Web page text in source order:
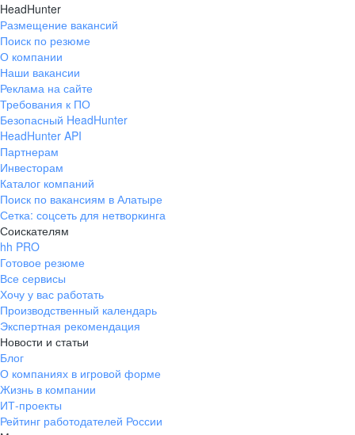
HeadHunter
Размещение вакансий
Поиск по резюме
О компании
Наши вакансии
Реклама на сайте
Требования к ПО
Безопасный HeadHunter
HeadHunter API
Партнерам
Инвесторам
Каталог компаний
Поиск по вакансиям в Алатыре
Сетка: соцсеть для нетворкинга
Соискателям
hh PRO
Готовое резюме
Все сервисы
Хочу у вас работать
Производственный календарь
Экспертная рекомендация
Новости и статьи
Блог
О компаниях в игровой форме
Жизнь в компании
ИТ-проекты
Рейтинг работодателей России